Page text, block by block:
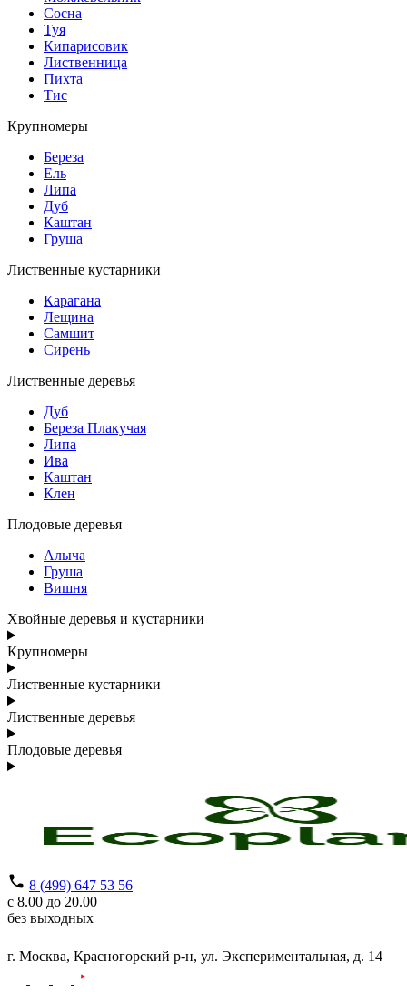
Сосна
Туя
Кипарисовик
Лиственница
Пихта
Тис
Крупномеры
Береза
Ель
Липа
Дуб
Каштан
Груша
Лиственные кустарники
Карагана
Лещина
Самшит
Сирень
Лиственные деревья
Дуб
Береза Плакучая
Липа
Ива
Каштан
Клен
Плодовые деревья
Алыча
Груша
Вишня
Хвойные деревья и кустарники
Крупномеры
Лиственные кустарники
Лиственные деревья
Плодовые деревья
8 (499) 647 53 56
с 8.00 до 20.00
без выходных
г. Москва, Красногорский р-н, ул. Экспериментальная, д. 14